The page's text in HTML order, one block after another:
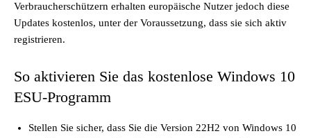
Verbraucherschützern erhalten europäische Nutzer jedoch diese
Updates kostenlos, unter der Voraussetzung, dass sie sich aktiv
registrieren.
So aktivieren Sie das kostenlose Windows 10
ESU-Programm
Stellen Sie sicher, dass Sie die Version 22H2 von Windows 10